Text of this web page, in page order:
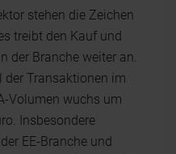
stehen die Zeichen
treibt den Kauf und
der Branche weiter an.
der Transaktionen im
Volumen wuchs um
Insbesondere
EE-Branche und